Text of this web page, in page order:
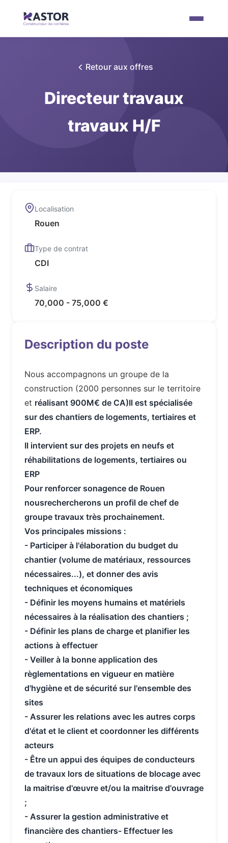
Retour aux offres
Directeur travaux
travaux H/F
Localisation
Rouen
Type de contrat
CDI
Salaire
70,000 - 75,000 €
Description du poste
Nous accompagnons un groupe de la
construction (2000 personnes sur le territoire
et réalisant 900M€ de CA)Il est spécialisée
sur des chantiers de logements, tertiaires et
ERP.
Il intervient sur des projets en neufs et
réhabilitations de logements, tertiaires ou
ERP
Pour renforcer sonagence de Rouen
nousrechercherons un profil de chef de
groupe travaux très prochainement.
Vos principales missions :
- Participer à l'élaboration du budget du
chantier (volume de matériaux, ressources
nécessaires...), et donner des avis
techniques et économiques
- Définir les moyens humains et matériels
nécessaires à la réalisation des chantiers ;
- Définir les plans de charge et planifier les
actions à effectuer
- Veiller à la bonne application des
règlementations en vigueur en matière
d'hygiène et de sécurité sur l'ensemble des
sites
- Assurer les relations avec les autres corps
d'état et le client et coordonner les différents
acteurs
- Être un appui des équipes de conducteurs
de travaux lors de situations de blocage avec
la maitrise d'œuvre et/ou la maitrise d'ouvrage
;
- Assurer la gestion administrative et
financière des chantiers- Effectuer les